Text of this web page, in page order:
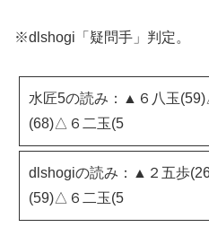
※dlshogi「疑問手」判定。
水匠5の読み：▲６八玉
(68)△６二玉(5
dlshogiの読み：▲２五歩
(59)△６二玉(5